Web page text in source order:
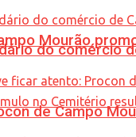
Mourão
do comércio
de Campo